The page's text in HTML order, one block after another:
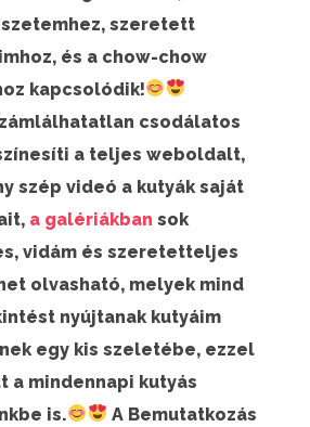
szeretett
és a chow-chow
kapcsolódik!
csodálatos
a teljes weboldalt,
szép videó a kutyák saját
a galériákban sok
vidám és szeretetteljes
olvasható, melyek mind
nyújtanak kutyáim
egy kis szeletébe, ezzel
a mindennapi kutyás
is.
A Bemutatkozás